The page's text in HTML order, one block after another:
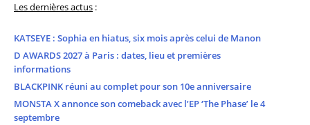
Les dernières actus :
KATSEYE : Sophia en hiatus, six mois après celui de Manon
D AWARDS 2027 à Paris : dates, lieu et premières
informations
BLACKPINK réuni au complet pour son 10e anniversaire
MONSTA X annonce son comeback avec l’EP ‘The Phase’ le 4
septembre